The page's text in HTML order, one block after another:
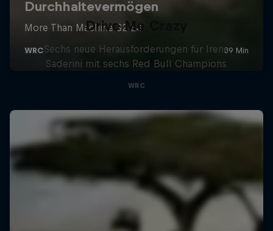
Drive Me Crazy
Sechs neue Herausforderungen für Irene
Saderini mit sechs Red Bull Champions
WRC